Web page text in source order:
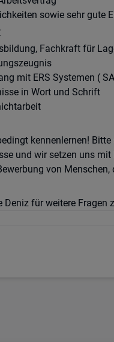
sowie sehr gute
Fachkraft für
mit ERS Systemen (
in Wort und Schrift
kennenlernen!
und wir setzen uns
von
Deniz für weitere